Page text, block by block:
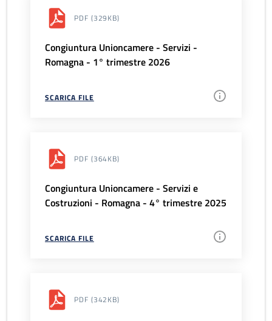
PDF (329KB)
Congiuntura Unioncamere - Servizi -
Romagna - 1° trimestre 2026
SCARICA FILE
PDF (364KB)
Congiuntura Unioncamere - Servizi e
Costruzioni - Romagna - 4° trimestre 2025
SCARICA FILE
PDF (342KB)